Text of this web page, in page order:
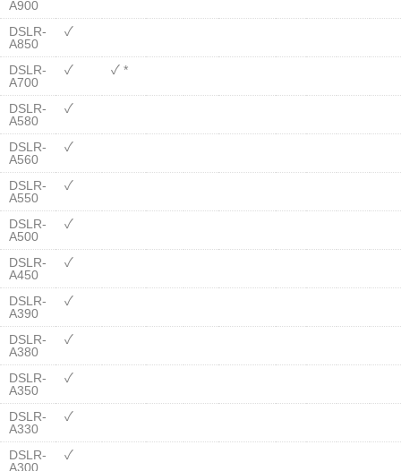
A900
DSLR-
A850
✓
DSLR-
A700
✓ ✓ *
DSLR-
A580
✓
DSLR-
A560
✓
DSLR-
A550
✓
DSLR-
A500
✓
DSLR-
A450
✓
DSLR-
A390
✓
DSLR-
A380
✓
DSLR-
A350
✓
DSLR-
A330
✓
DSLR-
A300
✓